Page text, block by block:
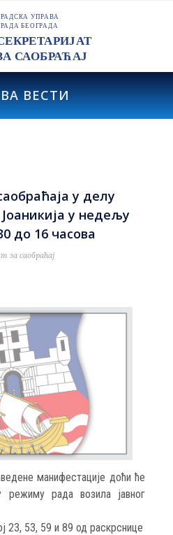
ВЕСТИ
у делу
у недељу
до 16 часова
за саобраћај
манифестације доћи ће
рада возила јавног
23, 53, 59 и 89 од раскрснице